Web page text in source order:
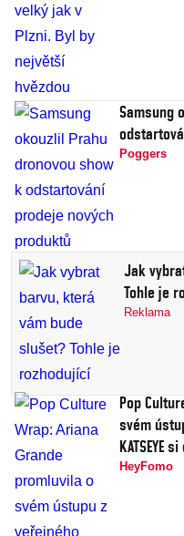
Samsung
Poggers
Jak
Tohle je
Reklama
Pop
svém
KATSEYE
HeyFomo